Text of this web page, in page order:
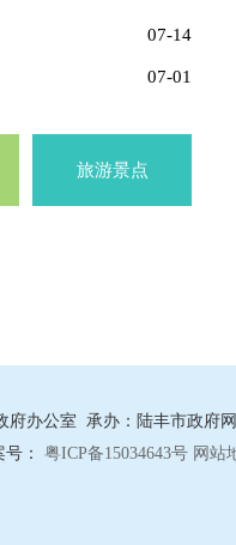
07-14
07-01
旅游景点
办公室 承办：陆丰市政府
号： 粤ICP备15034643号 网站